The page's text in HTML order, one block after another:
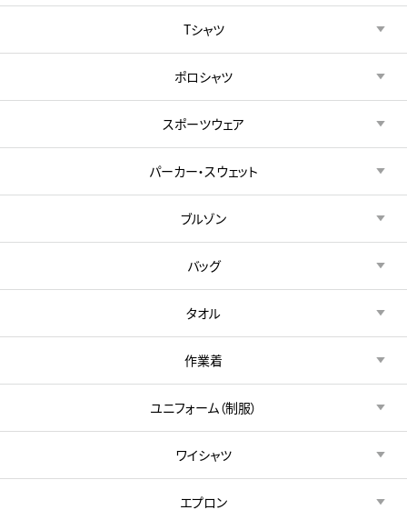
Tシャツ
ポロシャツ
スポーツウェア
パーカー・スウェット
ブルゾン
バッグ
タオル
作業着
ユニフォーム（制服）
ワイシャツ
エプロン